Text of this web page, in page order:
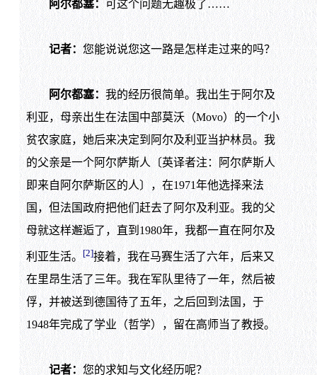
阿尔都塞： 可这个问题无趣极了……
记者： 您能说说您这一路是怎样走过来的吗？
阿尔都塞： 我的经历很简单。我出生于阿尔及
利亚，母亲出生在法国中部莫沃（Movo）的一个小
贫农家庭，她后来决定到阿尔及利亚当护林员。我
的父亲是一个阿尔萨斯人〔英译者注：阿尔萨斯人
即来自阿尔萨斯区的人〕，在1971年他选择来法
国，但法国政府把他们赶去了阿尔及利亚。我的父
母就这样邂逅了，直到1980年，我都一直在阿尔及
利亚生活。 [2]接着，我在马赛生活了六年，后来又
在里昂生活了三年。我在军队里待了一年，然后被
俘，并被送到德国待了五年，之后回到法国，于
1948年完成了学业（哲学），留在高师当了教授。
记者： 您的求知与文化经历呢？